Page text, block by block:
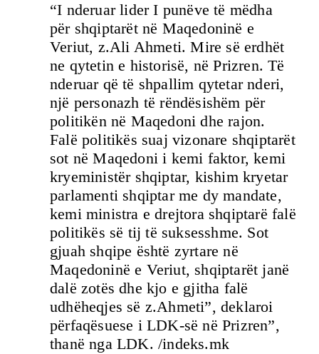
“I nderuar lider I punëve të mëdha
për shqiptarët në Maqedoninë e
Veriut, z.Ali Ahmeti. Mire së erdhët
ne qytetin e historisë, në Prizren. Të
nderuar që të shpallim qytetar nderi,
një personazh të rëndësishëm për
politikën në Maqedoni dhe rajon.
Falë politikës suaj vizonare shqiptarët
sot në Maqedoni i kemi faktor, kemi
kryeministër shqiptar, kishim kryetar
parlamenti shqiptar me dy mandate,
kemi ministra e drejtora shqiptarë falë
politikës së tij të suksesshme. Sot
gjuah shqipe është zyrtare në
Maqedoninë e Veriut, shqiptarët janë
dalë zotës dhe kjo e gjitha falë
udhëheqjes së z.Ahmeti”, deklaroi
përfaqësuese i LDK-së në Prizren”,
thanë nga LDK. /indeks.mk